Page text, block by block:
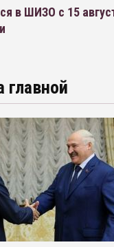
в ШИЗО с 15
главной